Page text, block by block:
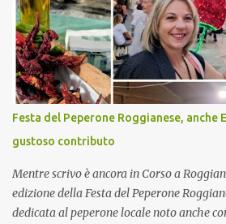
Cuocapercaso : A dire il vero domenica
nulla perché vado al Pranzo Aziendale di
mie capi! CoCo : Pranzo aziendale? Una
si, è un modo per riunirsi tutti a fine anno
naturalmente mangiando tutti insieme,
CoCo : è naturale il cibo, come sappiamo
collante e anche nel lavoro riesce a creare
favorevole per molte belle opportunità,
Si, concordo! …addirittura si dice...
Festa del Peperone Roggianese, anche
gustoso contributo
Mentre scrivo è ancora in Corso a
edizione della Festa del Peperone
dedicata al peperone locale noto anche